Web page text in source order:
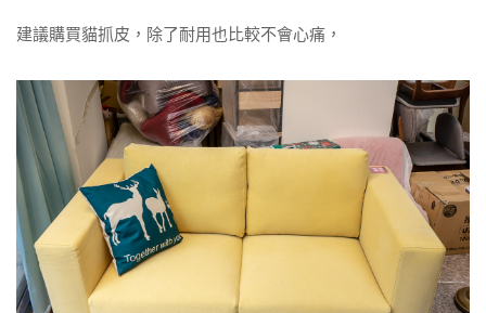
建議購買貓抓皮，除了耐用也比較不會心痛，